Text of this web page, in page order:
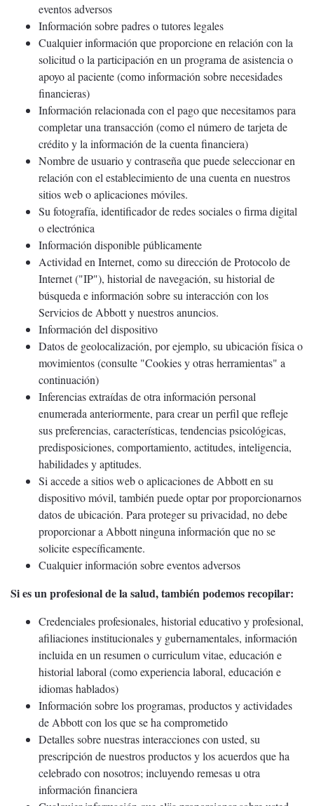
eventos adversos
Información sobre padres o tutores legales
Cualquier información que proporcione en relación con la
solicitud o la participación en un programa de asistencia o
apoyo al paciente (como información sobre necesidades
financieras)
Información relacionada con el pago que necesitamos para
completar una transacción (como el número de tarjeta de
crédito y la información de la cuenta financiera)
Nombre de usuario y contraseña que puede seleccionar en
relación con el establecimiento de una cuenta en nuestros
sitios web o aplicaciones móviles.
Su fotografía, identificador de redes sociales o firma digital
o electrónica
Información disponible públicamente
Actividad en Internet, como su dirección de Protocolo de
Internet ("IP"), historial de navegación, su historial de
búsqueda e información sobre su interacción con los
Servicios de Abbott y nuestros anuncios.
Información del dispositivo
Datos de geolocalización, por ejemplo, su ubicación física o
movimientos (consulte "Cookies y otras herramientas" a
continuación)
Inferencias extraídas de otra información personal
enumerada anteriormente, para crear un perfil que refleje
sus preferencias, características, tendencias psicológicas,
predisposiciones, comportamiento, actitudes, inteligencia,
habilidades y aptitudes.
Si accede a sitios web o aplicaciones de Abbott en su
dispositivo móvil, también puede optar por proporcionarnos
datos de ubicación. Para proteger su privacidad, no debe
proporcionar a Abbott ninguna información que no se
solicite específicamente.
Cualquier información sobre eventos adversos
Si es un profesional de la salud, también podemos recopilar:
Credenciales profesionales, historial educativo y profesional,
afiliaciones institucionales y gubernamentales, información
incluida en un resumen o curriculum vitae, educación e
historial laboral (como experiencia laboral, educación e
idiomas hablados)
Información sobre los programas, productos y actividades
de Abbott con los que se ha comprometido
Detalles sobre nuestras interacciones con usted, su
prescripción de nuestros productos y los acuerdos que ha
celebrado con nosotros; incluyendo remesas u otra
información financiera